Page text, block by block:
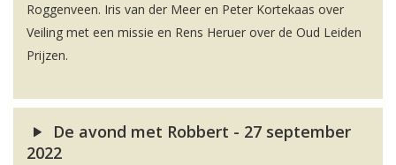
Roggenveen. Iris van der Meer en Peter Kortekaas over
Veiling met een missie en Rens Heruer over de Oud Leiden
Prijzen.
De avond met Robbert - 27 september
2022